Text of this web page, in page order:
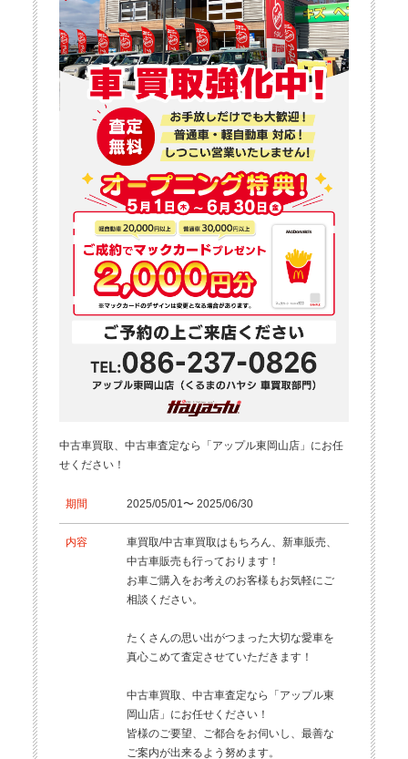
中古車買取、中古車査定なら「アップル東岡山店」にお任
せください！
期間 2025/05/01〜 2025/06/30
内容
車買取/中古車買取はもちろん、新車販売、
中古車販売も行っております！
お車ご購入をお考えのお客様もお気軽にご
相談ください。
たくさんの思い出がつまった大切な愛車を
真心こめて査定させていただきます！
中古車買取、中古車査定なら「アップル東
岡山店」にお任せください！
皆様のご要望、ご都合をお伺いし、最善な
ご案内が出来るよう努めます。